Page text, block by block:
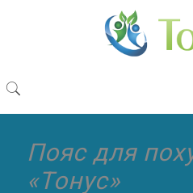
Пояс для
«Тонус»